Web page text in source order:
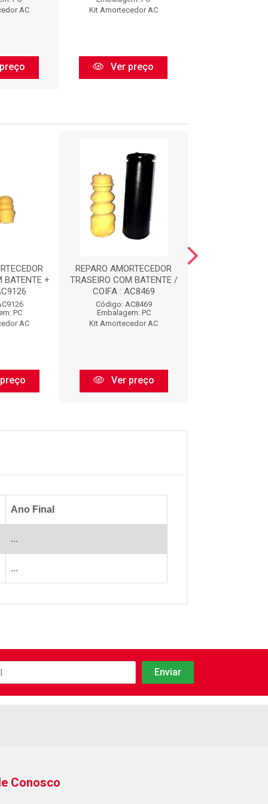
AC
Kit Amortecedor AC
Ver preço
BATENTE +
PC
AC
REPARO AMORTECEDOR
TRASEIRO COM BATENTE /
COIFA : AC8469
Código: AC8469
Embalagem: PC
Kit Amortecedor AC
Ver preço
Ano Final
...
...
Conosco